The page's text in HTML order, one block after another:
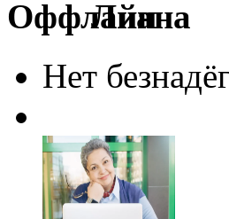
Лиана
Нет